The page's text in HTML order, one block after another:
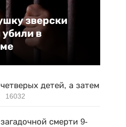
зверски
в
детей, а затем
16032
смерти 9-